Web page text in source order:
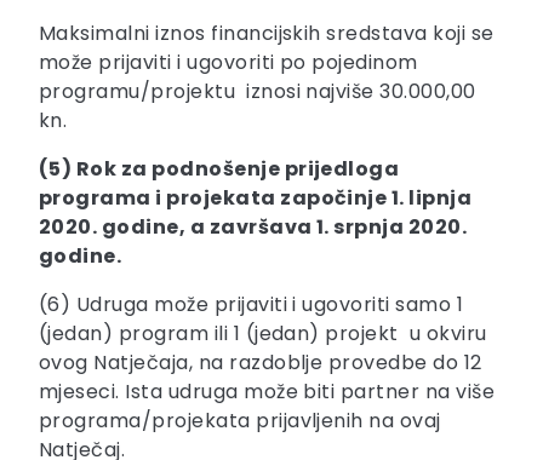
Maksimalni iznos financijskih sredstava koji se
može prijaviti i ugovoriti po pojedinom
programu/projektu iznosi najviše 30.000,00
kn.
(5) Rok za podnošenje prijedloga
programa i projekata započinje 1. lipnja
2020. godine, a završava 1. srpnja 2020.
godine.
(6) Udruga može prijaviti i ugovoriti samo 1
(jedan) program ili 1 (jedan) projekt u okviru
ovog Natječaja, na razdoblje provedbe do 12
mjeseci. Ista udruga može biti partner na više
programa/projekata prijavljenih na ovaj
Natječaj.